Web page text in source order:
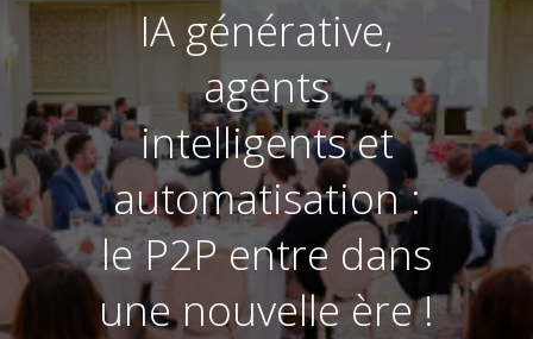
IA générative,
agents
intelligents et
automatisation :
le P2P entre dans
une nouvelle ère !